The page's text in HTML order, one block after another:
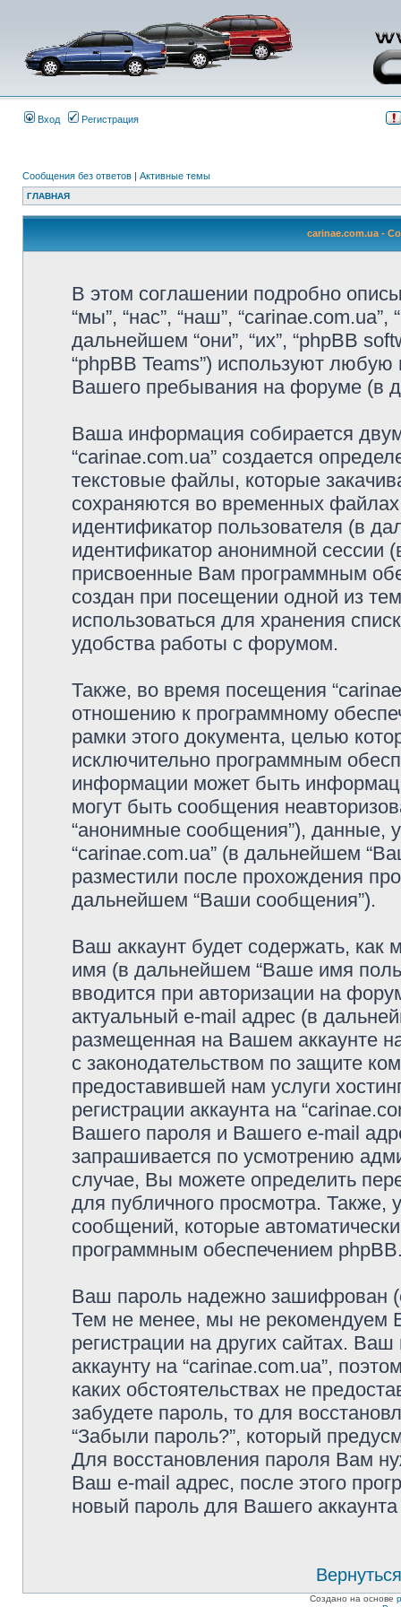
Вход Регистрация
Сообщения без ответов | Активные темы
ГЛАВНАЯ
carinae.com.ua -
В этом соглашении подробно
“мы”, “нас”, “наш”,
дальнейшем “они”, “их”, “phpBB
“phpBB Teams”) используют
Вашего пребывания на форуме (в
Ваша информация собирается
“carinae.com.ua” создается
текстовые файлы, которые
сохраняются во временных
идентификатор пользователя (в
идентификатор анонимной сессии
присвоенные Вам программным
создан при посещении одной из
использоваться для хранения
удобства работы с форумом.
Также, во время посещения
отношению к программному
рамки этого документа, целью
исключительно программным
информации может быть
могут быть сообщения
“анонимные сообщения”), данные,
“carinae.com.ua” (в дальнейшем
разместили после прохождения
дальнейшем “Ваши сообщения”).
Ваш аккаунт будет содержать,
имя (в дальнейшем “Ваше имя
вводится при авторизации на
актуальный e-mail адрес (в
размещенная на Вашем аккаунте
с законодательством по защите
предоставившей нам услуги
регистрации аккаунта на
Вашего пароля и Вашего e-mail
запрашивается по усмотрению
случае, Вы можете определить
для публичного просмотра. Также,
сообщений, которые
программным обеспечением
Ваш пароль надежно зашифрован
Тем не менее, мы не рекомендуем
регистрации на других сайтах.
аккаунту на “carinae.com.ua”,
каких обстоятельствах не
забудете пароль, то для
“Забыли пароль?”, который
Для восстановления пароля Вам
Ваш e-mail адрес, после этого
новый пароль для Вашего
Создано на основе